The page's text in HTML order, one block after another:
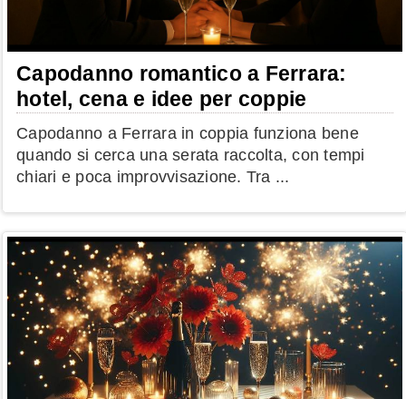
Capodanno romantico a Ferrara:
hotel, cena e idee per coppie
Capodanno a Ferrara in coppia funziona bene
quando si cerca una serata raccolta, con tempi
chiari e poca improvvisazione. Tra ...